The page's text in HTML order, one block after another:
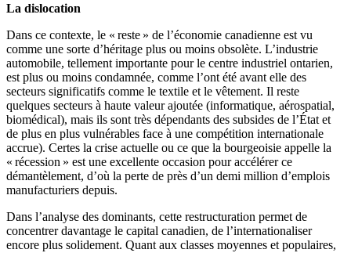
La dislocation
Dans ce contexte, le « reste » de l’économie canadienne est vu
comme une sorte d’héritage plus ou moins obsolète. L’industrie
automobile, tellement importante pour le centre industriel ontarien,
est plus ou moins condamnée, comme l’ont été avant elle des
secteurs significatifs comme le textile et le vêtement. Il reste
quelques secteurs à haute valeur ajoutée (informatique, aérospatial,
biomédical), mais ils sont très dépendants des subsides de l’État et
de plus en plus vulnérables face à une compétition internationale
accrue). Certes la crise actuelle ou ce que la bourgeoisie appelle la
« récession » est une excellente occasion pour accélérer ce
démantèlement, d’où la perte de près d’un demi million d’emplois
manufacturiers depuis.
Dans l’analyse des dominants, cette restructuration permet de
concentrer davantage le capital canadien, de l’internationaliser
encore plus solidement. Quant aux classes moyennes et populaires,